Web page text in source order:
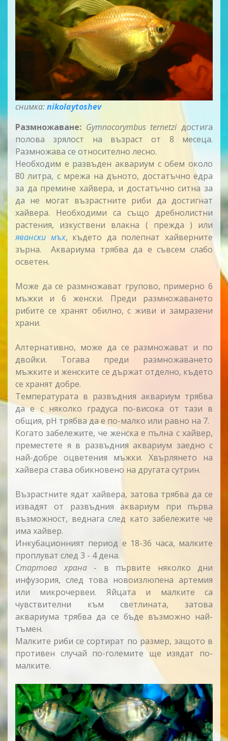
снимка:nikolaytoshev
Размножаване: Gymnocorymbus ternetzi достига
полова зрялост на възраст от 8 месеца.
Размножава се относително лесно.
Необходим е развъден аквариум с обем около
80 литра, с мрежа на дъното, достатъчно едра
за да премине хайвера, и достатъчно ситна за
да не могат възрастните риби да достигнат
хайвера. Необходими са също дребнолистни
растения, изкуствени влакна ( прежда ) или
явански мъх, където да полепнат хайверните
зърна. Аквариума трябва да е съвсем слабо
осветен.
Може да се размножават групово, примерно 6
мъжки и 6 женски. Преди размножаването
рибите се хранят обилно, с живи и замразени
храни.
Алтернативно, може да се размножават и по
двойки. Тогава преди размножаването
мъжките и женските се държат отделно, където
се хранят добре.
Температурата в развъдния аквариум трябва
да е с няколко градуса по-висока от тази в
общия, pH трябва да е по-малко или равно на 7.
Когато забележите, че женска е пълна с хайвер,
преместете я в развъдния аквариум заедно с
най-добре оцветения мъжки. Хвърлянето на
хайвера става обикновено на другата сутрин.
Възрастните ядат хайвера, затова трябва да се
извадят от развъдния аквариум при първа
възможност, веднага след като забележите че
има хайвер.
Инкубационният период е 18-36 часа, малките
проплуват след 3 - 4 дена.
Стартова храна- в първите няколко дни
инфузория, след това новоизлюпена артемия
или микрочервеи. Яйцата и малките са
чувствителни към светлината, затова
аквариума трябва да се бъде възможно най-
тъмен.
Малките риби се сортират по размер, защото в
противен случай по-големите ще изядат по-
малките.